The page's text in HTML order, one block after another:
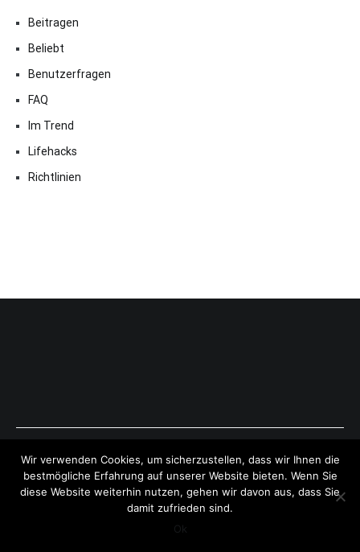
Beitragen
Beliebt
Benutzerfragen
FAQ
Im Trend
Lifehacks
Richtlinien
Copyright © 2026ExpressAntworten.com . All rights reserved.
Theme:Cenote by ThemeGrill. Powered byWordPress .
Wir verwenden Cookies, um sicherzustellen, dass wir Ihnen die
bestmögliche Erfahrung auf unserer Website bieten. Wenn Sie
diese Website weiterhin nutzen, gehen wir davon aus, dass Sie
damit zufrieden sind.
Ok